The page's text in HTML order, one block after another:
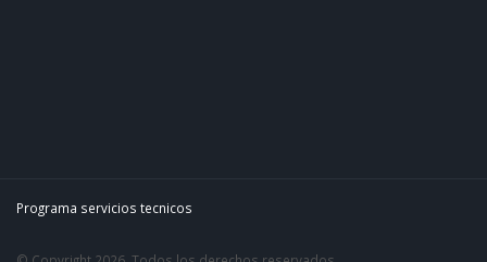
Programa servicios tecnicos